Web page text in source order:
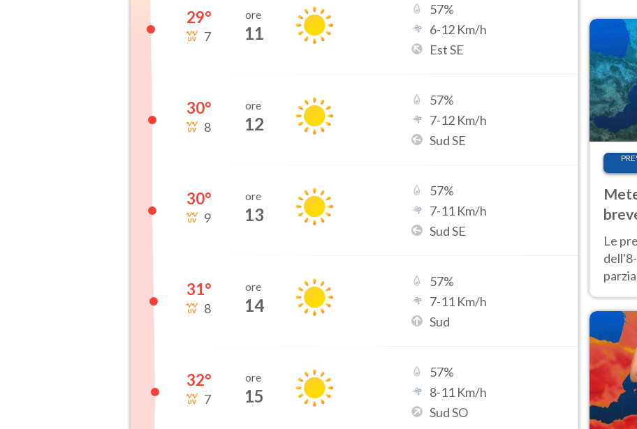
29°
7
ore
11
57%
6-12 Km/h
Est SE
30°
8
ore
12
57%
7-12 Km/h
Sud SE
30°
9
ore
13
57%
7-11 Km/h
Sud SE
31°
8
ore
14
57%
7-11 Km/h
Sud
32°
7
ore
15
57%
8-11 Km/h
Sud SO
Le
40